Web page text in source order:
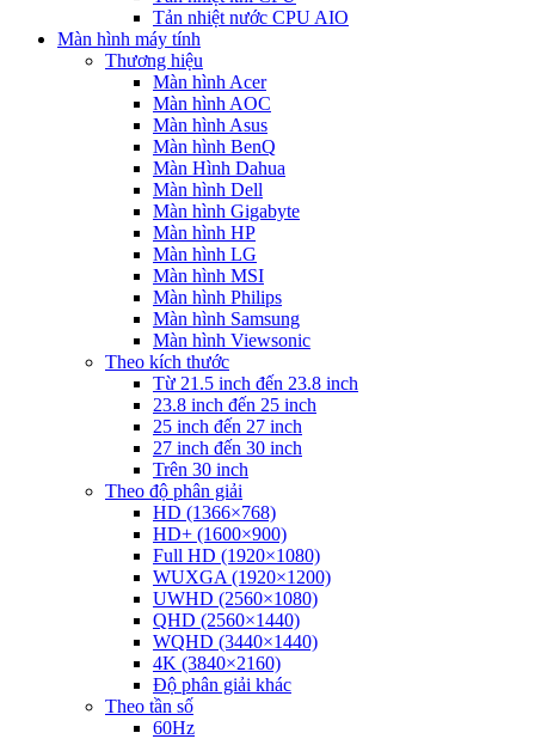
Tản nhiệt nước CPU AIO
Màn hình máy tính
Thương hiệu
Màn hình Acer
Màn hình AOC
Màn hình Asus
Màn hình BenQ
Màn Hình Dahua
Màn hình Dell
Màn hình Gigabyte
Màn hình HP
Màn hình LG
Màn hình MSI
Màn hình Philips
Màn hình Samsung
Màn hình Viewsonic
Theo kích thước
Từ 21.5 inch đến 23.8 inch
23.8 inch đến 25 inch
25 inch đến 27 inch
27 inch đến 30 inch
Trên 30 inch
Theo độ phân giải
HD (1366×768)
HD+ (1600×900)
Full HD (1920×1080)
WUXGA (1920×1200)
UWHD (2560×1080)
QHD (2560×1440)
WQHD (3440×1440)
4K (3840×2160)
Độ phân giải khác
Theo tần số
60Hz